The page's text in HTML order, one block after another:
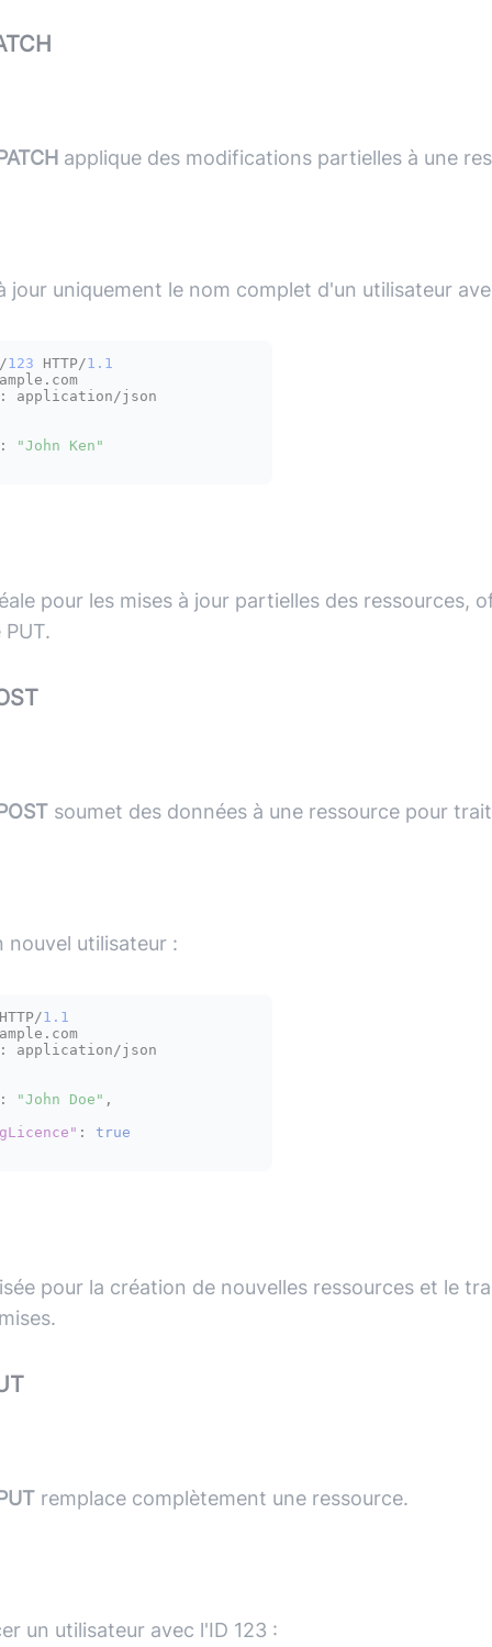
applique des modifications partielles à une
jour uniquement le nom complet d'un utilisateur
123 HTTP/1.1
application/json
"John Ken"
pour les mises à jour partielles des ressources,
soumet des données à une ressource pour
nouvel utilisateur :
1.1
application/json
"John Doe" ,
: true
pour la création de nouvelles ressources et le
remplace complètement une ressource.
un utilisateur avec l'ID 123 :